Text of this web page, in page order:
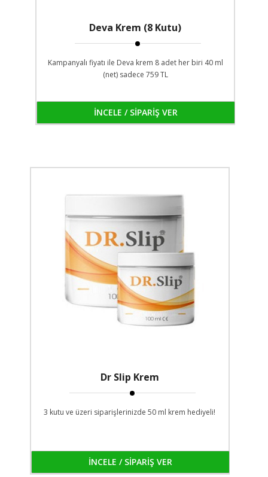
Deva Krem (8 Kutu)
Kampanyalı fiyatı ile Deva krem 8 adet her biri 40 ml
(net) sadece 759 TL
İNCELE / SİPARİŞ VER
Dr Slip Krem
3 kutu ve üzeri siparişlerinizde 50 ml krem hediyeli!
İNCELE / SİPARİŞ VER